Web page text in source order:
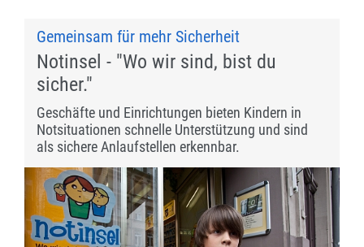
Gemeinsam für mehr Sicherheit
Notinsel - "Wo wir sind, bist du
sicher."
Geschäfte und Einrichtungen bieten Kindern in
Notsituationen schnelle Unterstützung und sind
als sichere Anlaufstellen erkennbar.